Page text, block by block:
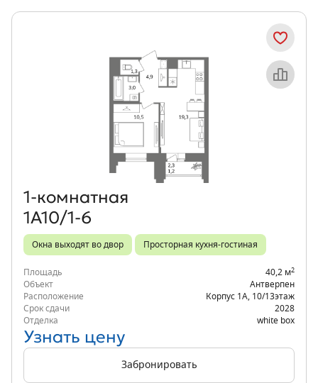
Объект месяца
1‑комнатная
1А10/1-6
Окна выходят во двор Просторная кухня-гостиная
Площадь 40,2 м2
Объект
Антверпен
Расположение
Корпус 1А 10/13этаж
Срок сдачи
2028
Отделка
white box
Узнать цену
Забронировать